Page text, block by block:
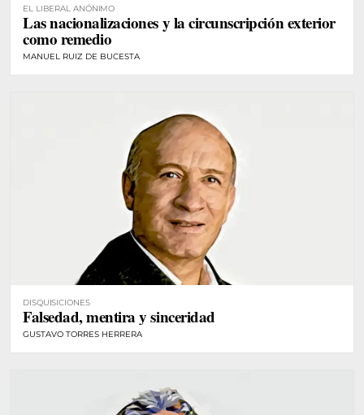
EL LIBERAL ANÓNIMO
Las nacionalizaciones y la circunscripción exterior
como remedio
MANUEL RUIZ DE BUCESTA
DISQUISICIONES
Falsedad, mentira y sinceridad
GUSTAVO TORRES HERRERA